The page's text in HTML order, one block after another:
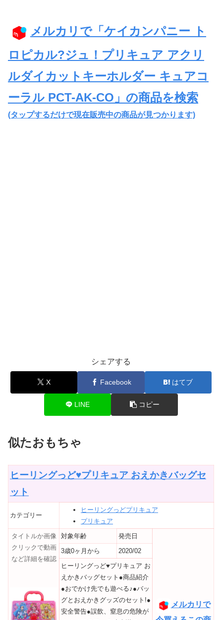
メルカリで「ケイカンパニー ト
ロピカル?ジュ！プリキュア アクリ
ルダイカットキーホルダー キュアコ
ーラル PCT-AK-CO」の商品を検索
(タップするだけで現在販売中の商品が見つかります)
シェアする
X Facebook はてブ
LINE コピー
似たおもちゃ
ヒーリングっど♥プリキュア おえかきバッグセ
ット
カテゴリー
ヒーリングっどプリキュア
プリキュア
タイトルか画像
クリックで動画
など詳細を確認
対象年齢 発売日
メルカリで
3歳0ヶ月から
2020/02
ヒーリングっど♥プリキュア お
えかきバッグセット●商品紹介
●おでかけ先でも遊べる♪●バッ
グとおえかきグッズのセット!●
安全警告●誤飲、窒息の危険が